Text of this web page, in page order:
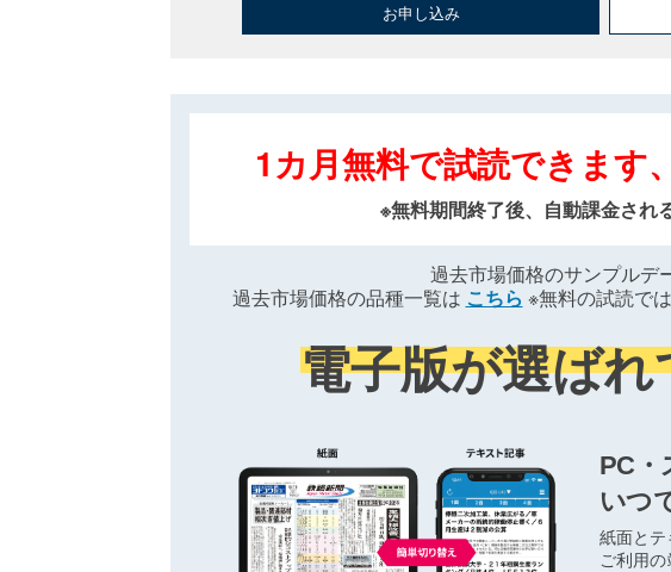
お申し込み
1カ月無料で試読できます
※無料期間終了後、自動課金され
過去市場価格のサンプルデ
過去市場価格の品種一覧は こちら ※無料の試読で
電子版が選ば
PC・
いつ
紙面とテ
ご利用